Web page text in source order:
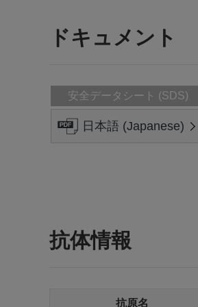
ドキュメント
安全データシート (SDS)
日本語 (Japanese)
抗体情報
抗原名